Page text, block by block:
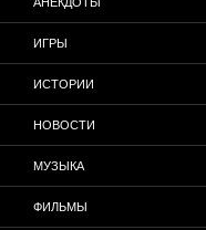
ИГРЫ
ИСТОРИИ
НОВОСТИ
МУЗЫКА
ФИЛЬМЫ